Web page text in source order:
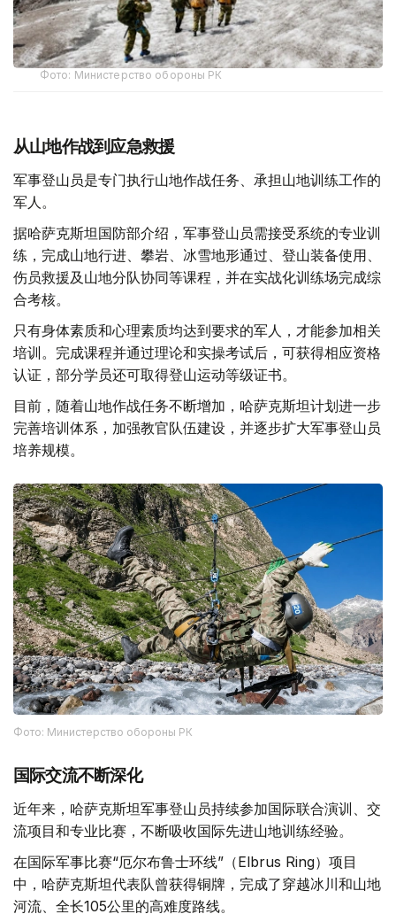
Фото: Министерство обороны РК
从山地作战到应急救援
军事登山员是专门执行山地作战任务、承担山地训练工作的
军人。
据哈萨克斯坦国防部介绍，军事登山员需接受系统的专业训
练，完成山地行进、攀岩、冰雪地形通过、登山装备使用、
伤员救援及山地分队协同等课程，并在实战化训练场完成综
合考核。
只有身体素质和心理素质均达到要求的军人，才能参加相关
培训。完成课程并通过理论和实操考试后，可获得相应资格
认证，部分学员还可取得登山运动等级证书。
目前，随着山地作战任务不断增加，哈萨克斯坦计划进一步
完善培训体系，加强教官队伍建设，并逐步扩大军事登山员
培养规模。
Фото: Министерство обороны РК
国际交流不断深化
近年来，哈萨克斯坦军事登山员持续参加国际联合演训、交
流项目和专业比赛，不断吸收国际先进山地训练经验。
在国际军事比赛“厄尔布鲁士环线”（Elbrus Ring）项目
中，哈萨克斯坦代表队曾获得铜牌，完成了穿越冰川和山地
河流、全长105公里的高难度路线。